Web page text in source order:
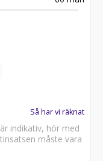
Så har vi räknat
indikativ, hör med
måste vara